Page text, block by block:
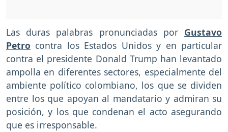
Las duras palabras pronunciadas por Gustavo
Petro contra los Estados Unidos y en particular
contra el presidente Donald Trump han levantado
ampolla en diferentes sectores, especialmente del
ambiente político colombiano, los que se dividen
entre los que apoyan al mandatario y admiran su
posición, y los que condenan el acto asegurando
que es irresponsable.